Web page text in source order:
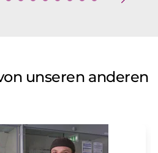
unseren anderen